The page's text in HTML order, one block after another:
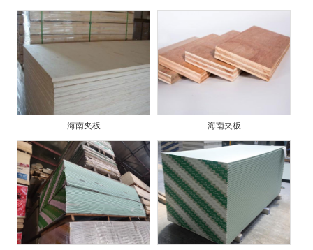
海南夹板 海南夹板